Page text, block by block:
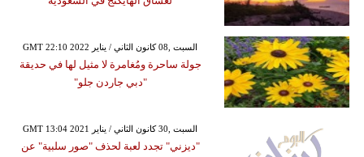
GMT 22:10 2022 السبت ,08 كانون الثاني / يناير
جولة ساحرة ومُغامرة لا مثيل لها في حديقة
"دبي جاردن جلو"
GMT 13:04 2021 السبت ,30 كانون الثاني / يناير
"ديزني" تجدد لعبة لحذف "صور سلبية" عن